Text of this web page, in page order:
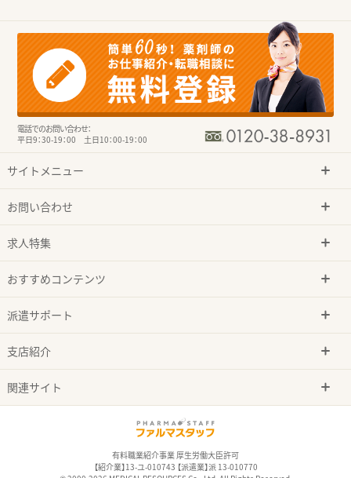
電話でのお問い合わせ：
平日9：30-19：00 土日10：00-19：00
サイトメニュー
お問い合わせ
求人特集
おすすめコンテンツ
派遣サポート
支店紹介
関連サイト
有料職業紹介事業 厚生労働大臣許可
【紹介業】13-ユ-010743 【派遣業】派 13-010770